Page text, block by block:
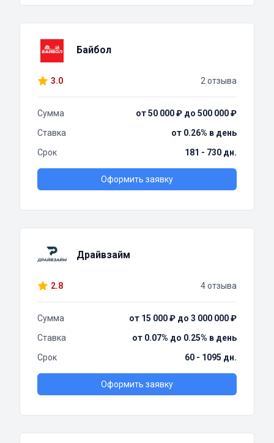
Байбол
3.0 2 отзыва
Сумма
от 50 000 ₽ до 500 000 ₽
Ставка
от 0.26% в день
Срок
181 - 730 дн.
Оформить заявку
Драйвзайм
2.8 4 отзыва
Сумма
от 15 000 ₽ до 3 000 000 ₽
Ставка
от 0.07% до 0.25% в день
Срок
60 - 1095 дн.
Оформить заявку